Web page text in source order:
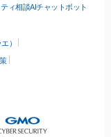
ィ相談AIチャットボット
）